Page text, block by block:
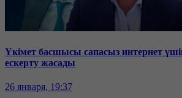
Үкімет басшысы сапасыз интернет
ескерту жасады
26 января, 19:37